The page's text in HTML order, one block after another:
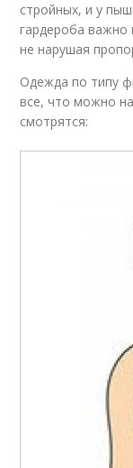
стройных, и у
гардероба важно
не нарушая
Одежда по типу
все, что можно
смотрятся: